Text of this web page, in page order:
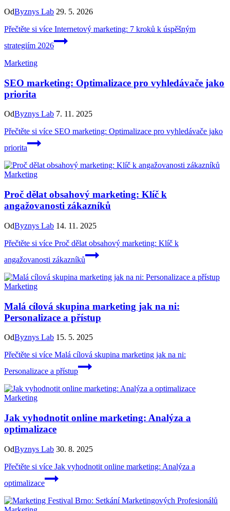
OdByznys Lab 29. 5. 2026
Přečtěte si více Internetový marketing: 7 kroků k úspěšným
strategiím 2026
Marketing
SEO marketing: Optimalizace pro vyhledávače jako
priorita
OdByznys Lab 7. 11. 2025
Přečtěte si více SEO marketing: Optimalizace pro vyhledávače jako
priorita
Marketing
Proč dělat obsahový marketing: Klíč k
angažovanosti zákazníků
OdByznys Lab 14. 11. 2025
Přečtěte si více Proč dělat obsahový marketing: Klíč k
angažovanosti zákazníků
Marketing
Malá cílová skupina marketing jak na ni:
Personalizace a přístup
OdByznys Lab 15. 5. 2025
Přečtěte si více Malá cílová skupina marketing jak na ni:
Personalizace a přístup
Marketing
Jak vyhodnotit online marketing: Analýza a
optimalizace
OdByznys Lab 30. 8. 2025
Přečtěte si více Jak vyhodnotit online marketing: Analýza a
optimalizace